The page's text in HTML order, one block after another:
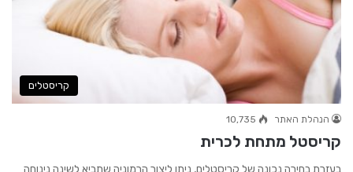
קריסטלים
הנהלת האתר 10,735
קריסטל מתחת לכרית
בעזרת בחירה נכונה של קריסטלים, ניתן ליצור הרמוניה שתביא לשינה נינוחה